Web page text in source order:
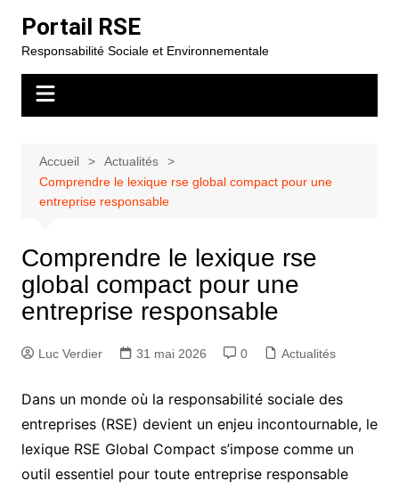
contenu
Portail RSE
Responsabilité Sociale et Environnementale
Accueil
Actualités
Comprendre le lexique rse global compact pour une
entreprise responsable
Comprendre le lexique rse
global compact pour une
entreprise responsable
Luc Verdier 31 mai 2026 0 Actualités
Dans un monde où la responsabilité sociale des
entreprises (RSE) devient un enjeu incontournable, le
lexique RSE Global Compact s’impose comme un
outil essentiel pour toute entreprise responsable